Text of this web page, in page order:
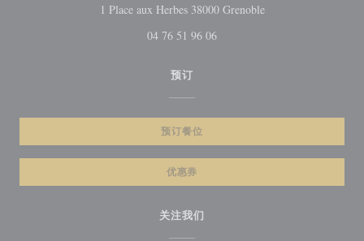
1 Place aux Herbes 38000 Grenoble((在新窗口中打开))
04 76 51 96 06
预订
预订餐位
优惠券
关注我们